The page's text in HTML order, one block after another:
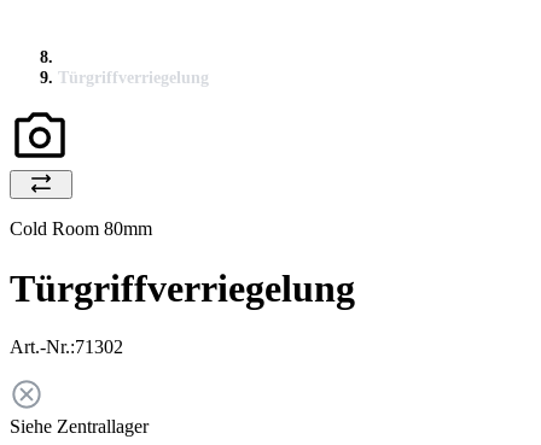
Türgriffverriegelung
Cold Room 80mm
Türgriffverriegelung
Art.-Nr.:71302
Siehe Zentrallager